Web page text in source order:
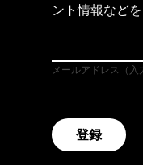
ント情報など
メールアドレス（入
登録